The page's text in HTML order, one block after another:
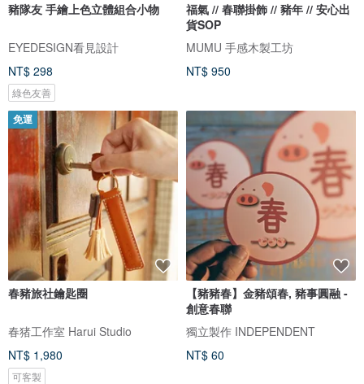
豬隊友 手繪上色立體組合小物
EYEDESIGN看見設計
NT$ 298
綠色友善
福氣 // 春聯掛飾 // 豬年 // 安心出
貨SOP
MUMU 手感木製工坊
NT$ 950
免運
春豬旅社鑰匙圈
春猪工作室 Harui Studio
NT$ 1,980
可客製
【豬豬春】金豬頌春, 豬事圓融 -
創意春聯
獨立製作 INDEPENDENT
NT$ 60